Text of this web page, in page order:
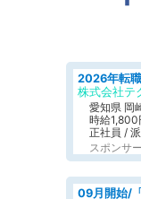
株式会社テ
愛知県 岡
時給1,800
正社員 /
スポンサ